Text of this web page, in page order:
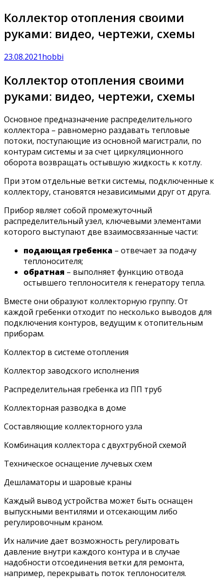
Коллектор отопления своими
руками: видео, чертежи, схемы
23.08.2021hobbi
Коллектор отопления своими
руками: видео, чертежи, схемы
Основное предназначение распределительного
коллектора – равномерно раздавать тепловые
потоки, поступающие из основной магистрали, по
контурам системы и за счет циркуляционного
оборота возвращать остывшую жидкость к котлу.
При этом отдельные ветки системы, подключенные к
коллектору, становятся независимыми друг от друга.
Прибор являет собой промежуточный
распределительный узел, ключевыми элементами
которого выступают две взаимосвязанные части:
подающая гребенка – отвечает за подачу
теплоносителя;
обратная – выполняет функцию отвода
остывшего теплоносителя к генератору тепла.
Вместе они образуют коллекторную группу. От
каждой гребенки отходит по несколько выводов для
подключения контуров, ведущим к отопительным
приборам.
Коллектор в системе отопления
Коллектор заводского исполнения
Распределительная гребенка из ПП труб
Коллекторная разводка в доме
Составляющие коллекторного узла
Комбинация коллектора с двухтрубной схемой
Техническое оснащение лучевых схем
Дешламаторы и шаровые краны
Каждый вывод устройства может быть оснащен
выпускными вентилями и отсекающим либо
регулировочным краном.
Их наличие дает возможность регулировать
давление внутри каждого контура и в случае
надобности отсоединения ветки для ремонта,
например, перекрывать поток теплоносителя.